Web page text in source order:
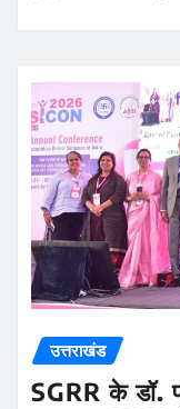
उत्तराखंड
SGRR के डॉ.